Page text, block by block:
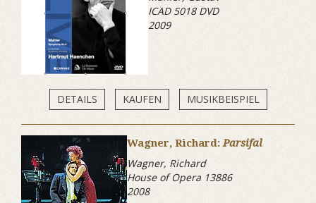
ICAD 5018 DVD
2009
DETAILS KAUFEN MUSIKBEISPIEL
Wagner, Richard:Parsifal
Wagner, Richard
House of Opera 13886
2008